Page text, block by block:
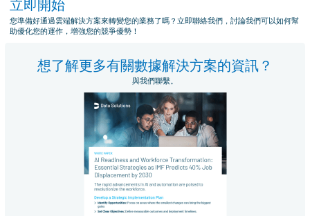
立即開始
您準備好通過雲端解決方案來轉變您的業務了嗎？立即聯絡我們，討論我們可以如何幫
助優化您的運作，增強您的競爭優勢！
想了解更多有關數據解決方案的資訊？
與我們聯繫。